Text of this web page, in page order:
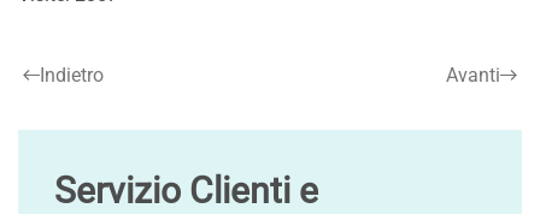
Indietro Avanti
Servizio Clienti e